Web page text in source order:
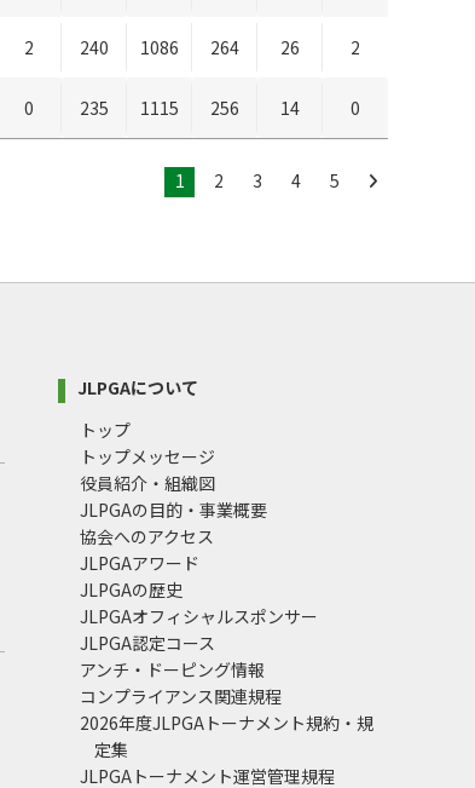
2 240 1086 264 26 2
0 235 1115 256 14 0
1 2 3 4 5
JLPGAについて
トップ
トップメッセージ
役員紹介・組織図
JLPGAの目的・事業概要
協会へのアクセス
JLPGAアワード
JLPGAの歴史
JLPGAオフィシャルスポンサー
JLPGA認定コース
アンチ・ドーピング情報
コンプライアンス関連規程
2026年度JLPGAトーナメント規約・規
定集
JLPGAトーナメント運営管理規程